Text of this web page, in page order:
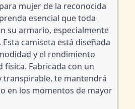
mujer de la reconocida
esencial que toda
su armario, especialmente
camiseta está diseñada
y el rendimiento
física. Fabricada con un
transpirable, te mantendrá
en los momentos de mayor